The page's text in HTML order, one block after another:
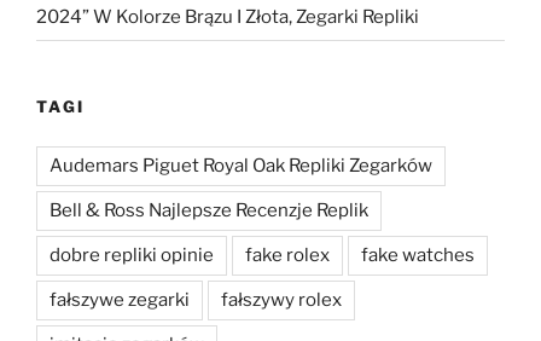
2024” W Kolorze Brązu I Złota, Zegarki Repliki
TAGI
Audemars Piguet Royal Oak Repliki Zegarków
Bell & Ross Najlepsze Recenzje Replik
dobre repliki opinie fake rolex fake watches
fałszywe zegarki fałszywy rolex